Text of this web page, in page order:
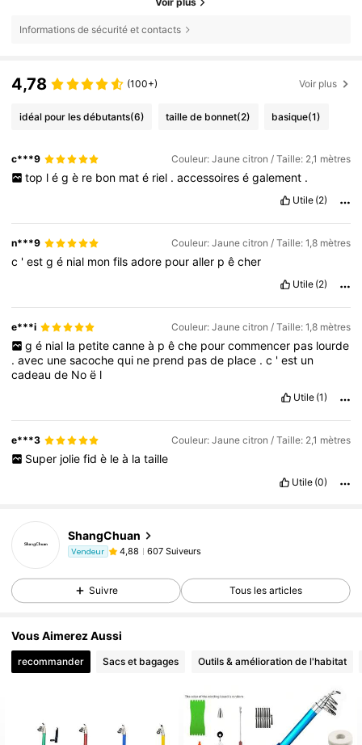
Informations de sécurité et contacts
4,78 (100+) Voir plus
idéal pour les débutants(6) taille de bonnet(2) basique(1)
c***9 Couleur: Jaune citron / Taille: 2,1 mètres
top l é g è re bon mat é riel . accessoires é galement .
Utile (2)
n***9 Couleur: Jaune citron / Taille: 1,8 mètres
c 'estgé nial monfilsadore pouraller pêcher
Utile (2)
e***i Couleur: Jaune citron / Taille: 1,8 mètres
g é nial la petite canne à p ê che pour commencer pas lourde
.avec unesacochequi ne prend pasde place .c 'est un
cadeaude Noë l
Utile (1)
e***3 Couleur: Jaune citron / Taille: 2,1 mètres
Super jolie fid è le à la taille
Utile (0)
ShangChuan
Vendeur 4,88 607 Suiveurs
Suivre Tous les articles
Vous Aimerez Aussi
recommander Sacs et bagages Outils & amélioration de l'habitat